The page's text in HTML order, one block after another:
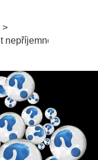
>
nepříjemného